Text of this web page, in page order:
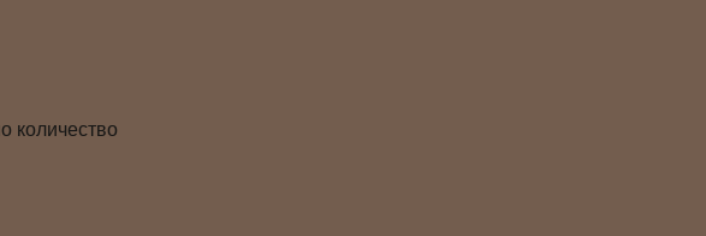
количество